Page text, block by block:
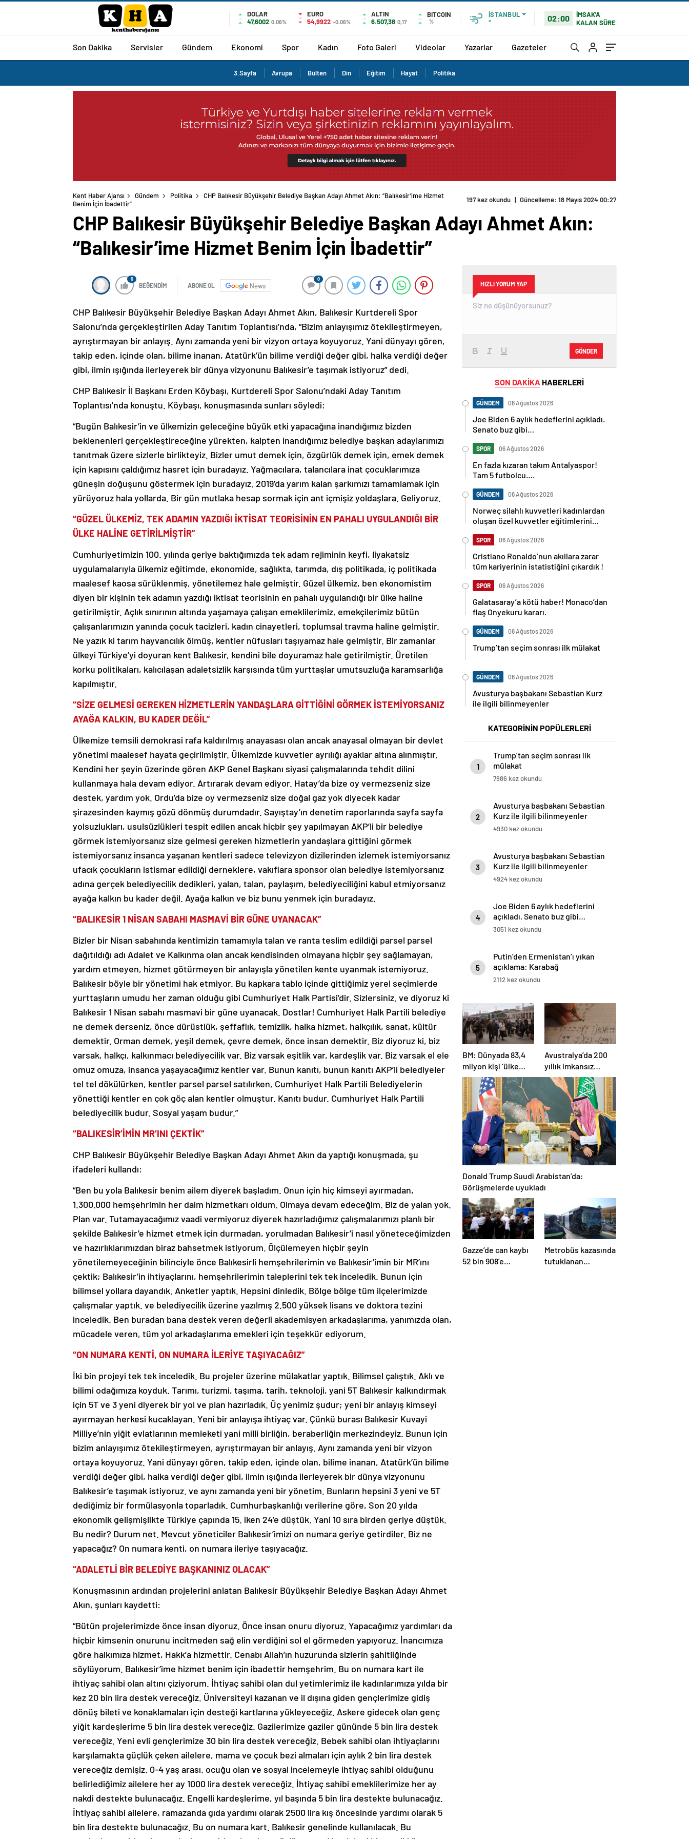
DOLAR
47,6002 0.06%
EURO
54,9922 -0.06%
ALTIN
6.507,38 0,17
BITCOIN
%
İSTANBUL
°
02:00
İMSAK'A
KALAN SÜRE
Son Dakika Servisler Gündem Ekonomi Spor Kadın Foto Galeri Videolar Yazarlar Gazeteler
3.Sayfa Avrupa Bülten Din Eğitim Hayat Politika
Kent Haber Ajansı Gündem Politika
CHP Balıkesir Büyükşehir Belediye Başkan Adayı Ahmet Akın: “Balıkesir’ime Hizmet
Benim İçin İbadettir”
197 kez okundu | Güncelleme: 18 Mayıs 2024 00:27
CHP Balıkesir Büyükşehir Belediye Başkan Adayı Ahmet Akın:
“Balıkesir’ime Hizmet Benim İçin İbadettir”
0
BEĞENDİM ABONE OL News
0
CHP Balıkesir Büyükşehir Belediye Başkan Adayı Ahmet Akın, Balıkesir Kurtdereli Spor
Salonu’nda gerçekleştirilen Aday Tanıtım Toplantısı’nda, “Bizim anlayışımız ötekileştirmeyen,
ayrıştırmayan bir anlayış. Aynı zamanda yeni bir vizyon ortaya koyuyoruz. Yani dünyayı gören,
takip eden, içinde olan, bilime inanan, Atatürk’ün bilime verdiği değer gibi, halka verdiği değer
gibi, ilmin ışığında ilerleyerek bir dünya vizyonunu Balıkesir’e taşımak istiyoruz” dedi.
CHP Balıkesir İl Başkanı Erden Köybaşı, Kurtdereli Spor Salonu’ndaki Aday Tanıtım
Toplantısı’nda konuştu. Köybaşı, konuşmasında sunları söyledi:
“Bugün Balıkesir’in ve ülkemizin geleceğine büyük etki yapacağına inandığımız bizden
beklenenleri gerçekleştireceğine yürekten, kalpten inandığımız belediye başkan adaylarımızı
tanıtmak üzere sizlerle birlikteyiz. Bizler umut demek için, özgürlük demek için, emek demek
için kapısını çaldığımız hasret için buradayız. Yağmacılara, talancılara inat çocuklarımıza
güneşin doğuşunu göstermek için buradayız. 2019’da yarım kalan şarkımızı tamamlamak için
yürüyoruz hala yollarda. Bir gün mutlaka hesap sormak için ant içmişiz yoldaşlara. Geliyoruz.
“GÜZEL ÜLKEMİZ, TEK ADAMIN YAZDIĞI İKTİSAT TEORİSİNİN EN PAHALI UYGULANDIĞI BİR
ÜLKE HALİNE GETİRİLMİŞTİR”
Cumhuriyetimizin 100. yılında geriye baktığımızda tek adam rejiminin keyfi, liyakatsiz
uygulamalarıyla ülkemiz eğitimde, ekonomide, sağlıkta, tarımda, dış politikada, iç politikada
maalesef kaosa sürüklenmiş, yönetilemez hale gelmiştir. Güzel ülkemiz, ben ekonomistim
diyen bir kişinin tek adamın yazdığı iktisat teorisinin en pahalı uygulandığı bir ülke haline
getirilmiştir. Açlık sınırının altında yaşamaya çalışan emeklilerimiz, emekçilerimiz bütün
çalışanlarımızın yanında çocuk tacizleri, kadın cinayetleri, toplumsal travma haline gelmiştir.
Ne yazık ki tarım hayvancılık ölmüş, kentler nüfusları taşıyamaz hale gelmiştir. Bir zamanlar
ülkeyi Türkiye’yi doyuran kent Balıkesir, kendini bile doyuramaz hale getirilmiştir. Üretilen
korku politikaları, kalıcılaşan adaletsizlik karşısında tüm yurttaşlar umutsuzluğa karamsarlığa
kapılmıştır.
“SİZE GELMESİ GEREKEN HİZMETLERİN YANDAŞLARA GİTTİĞİNİ GÖRMEK İSTEMİYORSANIZ
AYAĞA KALKIN, BU KADER DEĞİL”
Ülkemize temsili demokrasi rafa kaldırılmış anayasası olan ancak anayasal olmayan bir devlet
yönetimi maalesef hayata geçirilmiştir. Ülkemizde kuvvetler ayrılığı ayaklar altına alınmıştır.
Kendini her şeyin üzerinde gören AKP Genel Başkanı siyasi çalışmalarında tehdit dilini
kullanmaya hala devam ediyor. Artırarak devam ediyor. Hatay’da bize oy vermezseniz size
destek, yardım yok. Ordu’da bize oy vermezseniz size doğal gaz yok diyecek kadar
şirazesinden kaymış gözü dönmüş durumdadır. Sayıştay’ın denetim raporlarında sayfa sayfa
yolsuzlukları, usulsüzlükleri tespit edilen ancak hiçbir şey yapılmayan AKP’li bir belediye
görmek istemiyorsanız size gelmesi gereken hizmetlerin yandaşlara gittiğini görmek
istemiyorsanız insanca yaşanan kentleri sadece televizyon dizilerinden izlemek istemiyorsanız
ufacık çocukların istismar edildiği derneklere, vakıflara sponsor olan belediye istemiyorsanız
adına gerçek belediyecilik dedikleri, yalan, talan, paylaşım, belediyeciliğini kabul etmiyorsanız
ayağa kalkın bu kader değil. Ayağa kalkın ve biz bunu yenmek için buradayız.
“BALIKESİR 1 NİSAN SABAHI MASMAVİ BİR GÜNE UYANACAK”
Bizler bir Nisan sabahında kentimizin tamamıyla talan ve ranta teslim edildiği parsel parsel
dağıtıldığı adı Adalet ve Kalkınma olan ancak kendisinden olmayana hiçbir şey sağlamayan,
yardım etmeyen, hizmet götürmeyen bir anlayışla yönetilen kente uyanmak istemiyoruz.
Balıkesir böyle bir yönetimi hak etmiyor. Bu kapkara tablo içinde gittiğimiz yerel seçimlerde
yurttaşların umudu her zaman olduğu gibi Cumhuriyet Halk Partisi’dir. Sizlersiniz. ve diyoruz ki
Balıkesir 1 Nisan sabahı masmavi bir güne uyanacak. Dostlar! Cumhuriyet Halk Partili belediye
ne demek derseniz, önce dürüstlük, şeffaflık, temizlik, halka hizmet, halkçılık, sanat, kültür
demektir. Orman demek, yeşil demek, çevre demek, önce insan demektir. Biz diyoruz ki, biz
varsak, halkçı, kalkınmacı belediyecilik var. Biz varsak eşitlik var, kardeşlik var. Biz varsak el ele
omuz omuza, insanca yaşayacağımız kentler var. Bunun kanıtı, bunun kanıtı AKP’li belediyeler
tel tel dökülürken, kentler parsel parsel satılırken, Cumhuriyet Halk Partili Belediyelerin
yönettiği kentler en çok göç alan kentler olmuştur. Kanıtı budur. Cumhuriyet Halk Partili
belediyecilik budur. Sosyal yaşam budur.”
“BALIKESİR’İMİN MR’INI ÇEKTİK”
CHP Balıkesir Büyükşehir Belediye Başkan Adayı Ahmet Akın da yaptığı konuşmada, şu
ifadeleri kullandı:
“Ben bu yola Balıkesir benim ailem diyerek başladım. Onun için hiç kimseyi ayırmadan,
1.300.000 hemşehrimin her daim hizmetkarı oldum. Olmaya devam edeceğim. Biz de yalan yok.
Plan var. Tutamayacağımız vaadi vermiyoruz diyerek hazırladığımız çalışmalarımızı planlı bir
şekilde Balıkesir’e hizmet etmek için durmadan, yorulmadan Balıkesir’i nasıl yöneteceğimizden
ve hazırlıklarımızdan biraz bahsetmek istiyorum. Ölçülemeyen hiçbir şeyin
yönetilemeyeceğinin bilinciyle önce Balıkesirli hemşehrilerimin ve Balıkesir’imin bir MR’ını
çektik; Balıkesir’in ihtiyaçlarını, hemşehrilerimin taleplerini tek tek inceledik. Bunun için
bilimsel yollara dayandık. Anketler yaptık. Hepsini dinledik. Bölge bölge tüm ilçelerimizde
çalışmalar yaptık. ve belediyecilik üzerine yazılmış 2.500 yüksek lisans ve doktora tezini
inceledik. Ben buradan bana destek veren değerli akademisyen arkadaşlarıma, yanımızda olan,
mücadele veren, tüm yol arkadaşlarıma emekleri için teşekkür ediyorum.
“ON NUMARA KENTİ, ON NUMARA İLERİYE TAŞIYACAĞIZ”
İki bin projeyi tek tek inceledik. Bu projeler üzerine mülakatlar yaptık. Bilimsel çalıştık. Aklı ve
bilimi odağımıza koyduk. Tarımı, turizmi, taşıma, tarih, teknoloji, yani 5T Balıkesir kalkındırmak
için 5T ve 3 yeni diyerek bir yol ve plan hazırladık. Üç yenimiz şudur; yeni bir anlayış kimseyi
ayırmayan herkesi kucaklayan. Yeni bir anlayışa ihtiyaç var. Çünkü burası Balıkesir Kuvayi
Milliye’nin yiğit evlatlarının memleketi yani milli birliğin, beraberliğin merkezindeyiz. Bunun için
bizim anlayışımız ötekileştirmeyen, ayrıştırmayan bir anlayış. Aynı zamanda yeni bir vizyon
ortaya koyuyoruz. Yani dünyayı gören, takip eden, içinde olan, bilime inanan, Atatürk’ün bilime
verdiği değer gibi, halka verdiği değer gibi, ilmin ışığında ilerleyerek bir dünya vizyonunu
Balıkesir’e taşımak istiyoruz. ve aynı zamanda yeni bir yönetim. Bunların hepsini 3 yeni ve 5T
dediğimiz bir formülasyonla toparladık. Cumhurbaşkanlığı verilerine göre, Son 20 yılda
ekonomik gelişmişlikte Türkiye çapında 15. iken 24’e düştük. Yani 10 sıra birden geriye düştük.
Bu nedir? Durum net. Mevcut yöneticiler Balıkesir’imizi on numara geriye getirdiler. Biz ne
yapacağız? On numara kenti, on numara ileriye taşıyacağız.
“ADALETLİ BİR BELEDİYE BAŞKANINIZ OLACAK”
Konuşmasının ardından projelerini anlatan Balıkesir Büyükşehir Belediye Başkan Adayı Ahmet
Akın, şunları kaydetti:
“Bütün projelerimizde önce insan diyoruz. Önce insan onuru diyoruz. Yapacağımız yardımları da
hiçbir kimsenin onurunu incitmeden sağ elin verdiğini sol el görmeden yapıyoruz. İnancımıza
göre halkımıza hizmet, Hakk’a hizmettir. Cenabı Allah’ın huzurunda sizlerin şahitliğinde
söylüyorum. Balıkesir’ime hizmet benim için ibadettir hemşehrim. Bu on numara kart ile
ihtiyaç sahibi olan altını çiziyorum. İhtiyaç sahibi olan dul yetimlerimiz ile kadınlarımıza yılda bir
kez 20 bin lira destek vereceğiz. Üniversiteyi kazanan ve il dışına giden gençlerimize gidiş
dönüş bileti ve konaklamaları için desteği kartlarına yükleyeceğiz. Askere gidecek olan genç
yiğit kardeşlerime 5 bin lira destek vereceğiz. Gazilerimize gaziler gününde 5 bin lira destek
vereceğiz. Yeni evli gençlerimize 30 bin lira destek vereceğiz. Bebek sahibi olan ihtiyaçlarını
karşılamakta güçlük çeken ailelere, mama ve çocuk bezi almaları için aylık 2 bin lira destek
vereceğiz demişiz. 0-4 yaş arası. ocuğu olan ve sosyal incelemeyle ihtiyaç sahibi olduğunu
belirlediğimiz ailelere her ay 1000 lira destek vereceğiz. İhtiyaç sahibi emeklilerimize her ay
nakdi destekte bulunacağız. Engelli kardeşlerime, yıl başında 5 bin lira destekte bulunacağız.
İhtiyaç sahibi ailelere, ramazanda gıda yardımı olarak 2500 lira kış öncesinde yardımı olarak 5
bin lira destekte bulunacağız. Bu on numara kart. Balıkesir genelinde kullanılacak. Bu
HIZLI YORUM YAP
GÖNDER
SON DAKİKA HABERLERİ
GÜNDEM 06 Ağustos 2026
Joe Biden 6 aylık hedeflerini açıkladı.
Senato buz gibi…
SPOR 06 Ağustos 2026
En fazla kızaran takım Antalyaspor!
Tam 5 futbolcu….
GÜNDEM 06 Ağustos 2026
Norweç silahlı kuvvetleri kadınlardan
oluşan özel kuvvetler eğitimlerini
SPOR 06 Ağustos 2026
Cristiano Ronaldo’nun akıllara zarar
tüm kariyerinin istatistiğini çıkardık !
SPOR 06 Ağustos 2026
Galatasaray’a kötü haber! Monaco’dan
flaş Onyekuru kararı.
GÜNDEM 06 Ağustos 2026
Trump’tan seçim sonrası ilk mülakat
GÜNDEM 06 Ağustos 2026
Avusturya başbakanı Sebastian Kurz
ile ilgili bilinmeyenler
KATEGORİNİN POPÜLERLERİ
1
Trump’tan seçim sonrası ilk
mülakat
7986 kez okundu
2
Avusturya başbakanı Sebastian
Kurz ile ilgili bilinmeyenler
4930 kez okundu
3
Avusturya başbakanı Sebastian
Kurz ile ilgili bilinmeyenler
4924 kez okundu
4
Joe Biden 6 aylık hedeflerini
açıkladı. Senato buz gibi…
3051 kez okundu
5
Putin’den Ermenistan’ı yıkan
açıklama: Karabağ
Azerbaycan’ın ayrılmaz bir
2112 kez okundu
BM: Dünyada 83,4
milyon kişi ‘ülke
içinde yerinden
edilmiş’ olarak
yaşıyor
Avustralya’da 200
yıllık imkansız
matematik
problemi çözüldü
Donald Trump Suudi Arabistan’da:
Görüşmelerde uyukladı
Gazze’de can kaybı
52 bin 908’e
Metrobüs kazasında
tutuklanan